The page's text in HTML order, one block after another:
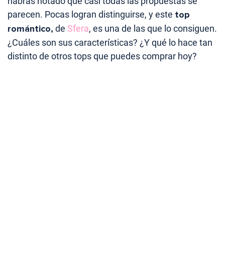
parecen. Pocas logran distinguirse, y este top
romántico, de Sfera, es una de las que lo consiguen.
¿Cuáles son sus características? ¿Y qué lo hace tan
distinto de otros tops que puedes comprar hoy?